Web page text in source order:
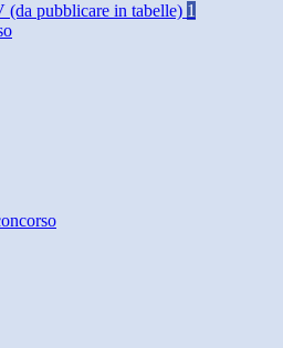
(da pubblicare in tabelle) 1